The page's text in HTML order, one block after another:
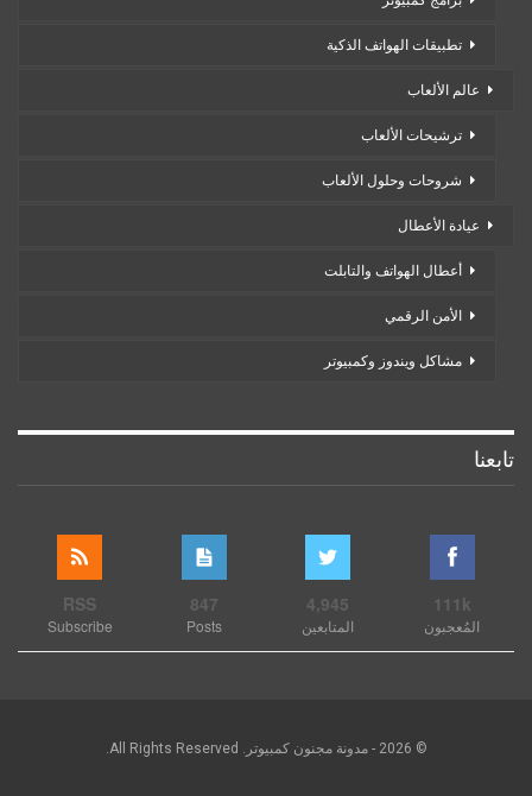
تطبيقات الهواتف الذكية
عالم الألعاب
ترشيحات الألعاب
شروحات وحلول الألعاب
عيادة الأعطال
أعطال الهواتف والتابلت
الأمن الرقمي
مشاكل ويندوز وكمبيوتر
تابعنا
111k
المُعجبون
4,945
المتابعين
847
Posts
RSS
Subscribe
© 2026 - مدونة مجنون كمبيوتر. All Rights Reserved.